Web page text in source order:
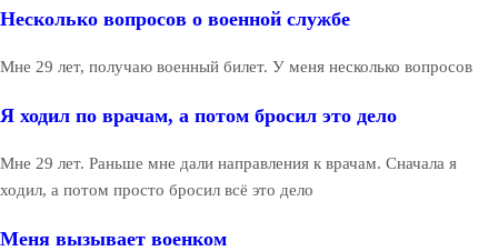
Несколько вопросов о военной службе
Мне 29 лет, получаю военный билет. У меня несколько вопросов
Я ходил по врачам, а потом бросил это дело
Мне 29 лет. Раньше мне дали направления к врачам. Сначала я
ходил, а потом просто бросил всё это дело
Меня вызывает военком